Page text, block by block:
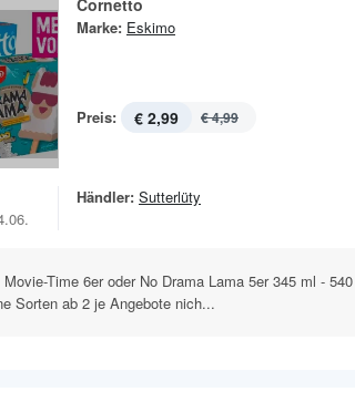
Cornetto
Marke: Eskimo
Preis: € 2,99 € 4,99
Händler: Sutterlüty
Movie-Time 6er oder No Drama Lama 5er 345 ml - 540
Sorten ab 2 je Angebote nich...